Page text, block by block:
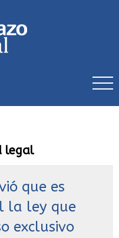
legal
que es
la ley que
exclusivo